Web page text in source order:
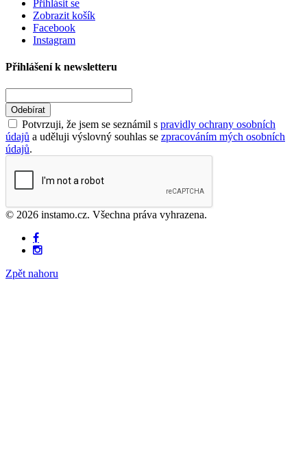
Přihlásit se
Zobrazit košík
Facebook
Instagram
Přihlášení k newsletteru
Odebírat
Potvrzuji, že jsem se seznámil s pravidly ochrany osobních
údajů a uděluji výslovný souhlas se zpracováním mých osobních
údajů.
© 2026 instamo.cz. Všechna práva vyhrazena.
Zpět nahoru